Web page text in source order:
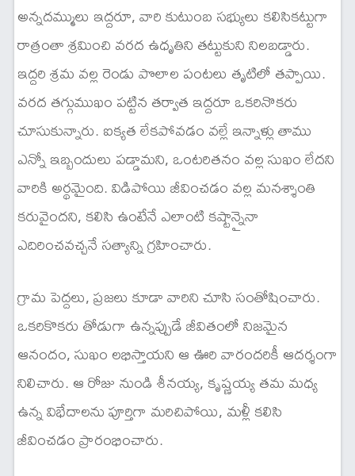
అన్నదమ్ములు ఇద్దరూ, వారి కుటుంబ సభ్యులు కలిసికట్టుగా
రాత్రంతా శ్రమించి వరద ఉధృతిని తట్టుకుని నిలబడ్డారు.
ఇద్దరి శ్రమ వల్ల రెండు పొలాల పంటలు తృటిలో తప్పాయి.
వరద తగ్గుముఖం పట్టిన తర్వాత ఇద్దరూ ఒకరినొకరు
చూసుకున్నారు. ఐక్యత లేకపోవడం వల్లే ఇన్నాళ్లు తాము
ఎన్నో ఇబ్బందులు పడ్డామని, ఒంటరితనం వల్ల సుఖం లేదని
వారికి అర్థమైంది. విడిపోయి జీవించడం వల్ల మనశ్శాంతి
కరువైందని, కలిసి ఉంటేనే ఎలాంటి కష్టాన్నైనా
ఎదిరించవచ్చనే సత్యాన్ని గ్రహించారు.
గ్రామ పెద్దలు, ప్రజలు కూడా వారిని చూసి సంతోషించారు.
ఒకరికొకరు తోడుగా ఉన్నప్పుడే జీవితంలో నిజమైన
ఆనందం, సుఖం లభిస్తాయని ఆ ఊరి వారందరికీ ఆదర్శంగా
నిలిచారు. ఆ రోజు నుండి శీనయ్య, కృష్ణయ్య తమ మధ్య
ఉన్న విభేదాలను పూర్తిగా మరిచిపోయి, మళ్లీ కలిసి
జీవించడం ప్రారంభించారు.